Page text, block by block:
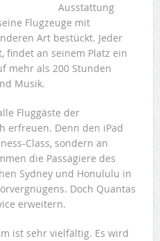
Ausstattung
Flugzeuge mit
Art bestückt. Jeder
findet an seinem Platz ein
mehr als 200 Stunden
Musik.
Fluggäste der
erfreuen. Denn den iPad
Class, sondern an
die Passagiere des
Sydney und Honululu in
Doch Quantas
erweitern.
ist sehr vielfältig. Es wird